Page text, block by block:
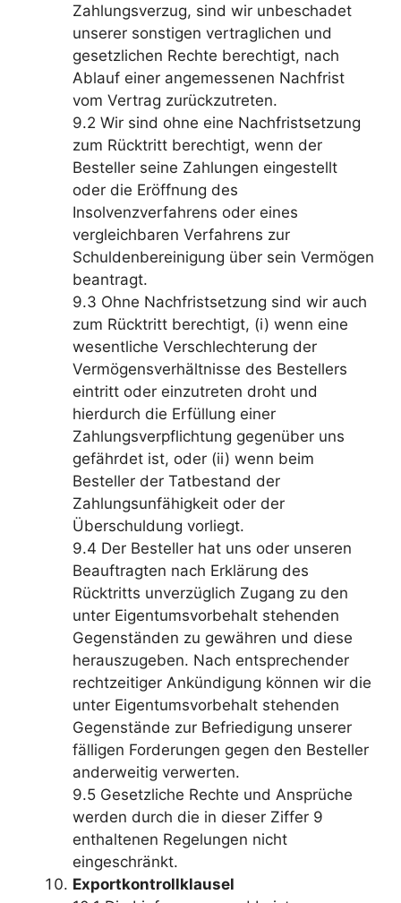
Zahlungsverzug, sind wir unbeschadet
unserer sonstigen vertraglichen und
gesetzlichen Rechte berechtigt, nach
Ablauf einer angemessenen Nachfrist
vom Vertrag zurückzutreten.
9.2 Wir sind ohne eine Nachfristsetzung
zum Rücktritt berechtigt, wenn der
Besteller seine Zahlungen eingestellt
oder die Eröffnung des
Insolvenzverfahrens oder eines
vergleichbaren Verfahrens zur
Schuldenbereinigung über sein Vermögen
beantragt.
9.3 Ohne Nachfristsetzung sind wir auch
zum Rücktritt berechtigt, (i) wenn eine
wesentliche Verschlechterung der
Vermögensverhältnisse des Bestellers
eintritt oder einzutreten droht und
hierdurch die Erfüllung einer
Zahlungsverpflichtung gegenüber uns
gefährdet ist, oder (ii) wenn beim
Besteller der Tatbestand der
Zahlungsunfähigkeit oder der
Überschuldung vorliegt.
9.4 Der Besteller hat uns oder unseren
Beauftragten nach Erklärung des
Rücktritts unverzüglich Zugang zu den
unter Eigentumsvorbehalt stehenden
Gegenständen zu gewähren und diese
herauszugeben. Nach entsprechender
rechtzeitiger Ankündigung können wir die
unter Eigentumsvorbehalt stehenden
Gegenstände zur Befriedigung unserer
fälligen Forderungen gegen den Besteller
anderweitig verwerten.
9.5 Gesetzliche Rechte und Ansprüche
werden durch die in dieser Ziffer 9
enthaltenen Regelungen nicht
eingeschränkt.
Exportkontrollklausel